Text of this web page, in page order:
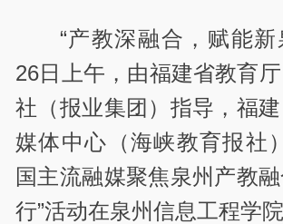
“产教深融合，赋能新
26日上午，由福建省教育
社（报业集团）指导，福
媒体中心（海峡教育报社
国主流融媒聚焦泉州产教
行”活动在泉州信息工程学院